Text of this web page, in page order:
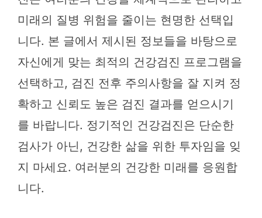
미래의 질병 위험을 줄이는 현명한 선택입
니다. 본 글에서 제시된 정보들을 바탕으로
자신에게 맞는 최적의 건강검진 프로그램을
선택하고, 검진 전후 주의사항을 잘 지켜 정
확하고 신뢰도 높은 검진 결과를 얻으시기
를 바랍니다. 정기적인 건강검진은 단순한
검사가 아닌, 건강한 삶을 위한 투자임을 잊
지 마세요. 여러분의 건강한 미래를 응원합
니다.